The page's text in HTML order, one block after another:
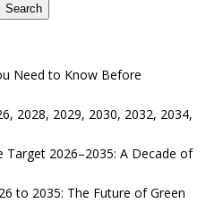
Search
Need to Know Before
2028, 2029, 2030, 2032, 2034,
Target 2026–2035: A Decade of
to 2035: The Future of Green